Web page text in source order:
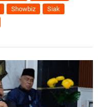
Showbiz
Siak